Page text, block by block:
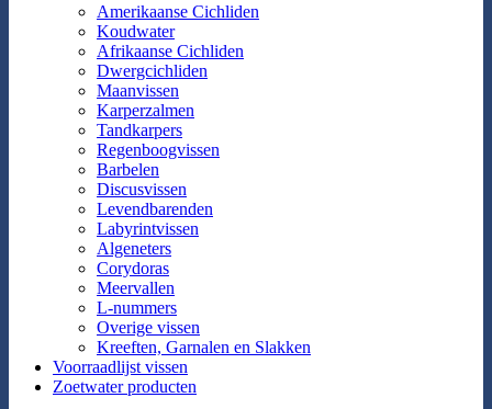
Amerikaanse Cichliden
Koudwater
Afrikaanse Cichliden
Dwergcichliden
Maanvissen
Karperzalmen
Tandkarpers
Regenboogvissen
Barbelen
Discusvissen
Levendbarenden
Labyrintvissen
Algeneters
Corydoras
Meervallen
L-nummers
Overige vissen
Kreeften, Garnalen en Slakken
Voorraadlijst vissen
Zoetwater producten